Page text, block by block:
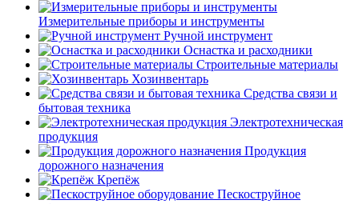
Измерительные приборы и инструменты
Ручной инструмент
Оснастка и расходники
Строительные материалы
Хозинвентарь
Средства связи и
бытовая техника
Электротехническая
продукция
Продукция
дорожного назначения
Крепёж
Пескоструйное